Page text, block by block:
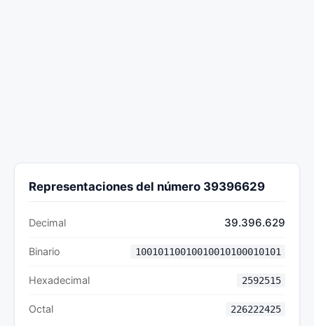
Representaciones del número 39396629
Decimal 39.396.629
Binario 10010110010010010100010101
Hexadecimal 2592515
Octal 226222425